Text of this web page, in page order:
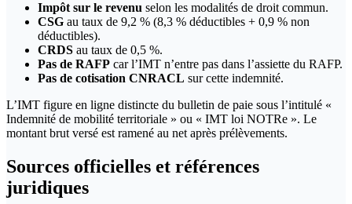
Impôt sur le revenu selon les modalités de droit commun.
CSG au taux de 9,2 % (8,3 % déductibles + 0,9 % non
déductibles).
CRDS au taux de 0,5 %.
Pas de RAFP car l’IMT n’entre pas dans l’assiette du RAFP.
Pas de cotisation CNRACL sur cette indemnité.
L’IMT figure en ligne distincte du bulletin de paie sous l’intitulé «
Indemnité de mobilité territoriale » ou « IMT loi NOTRe ». Le
montant brut versé est ramené au net après prélèvements.
Sources officielles et références
juridiques